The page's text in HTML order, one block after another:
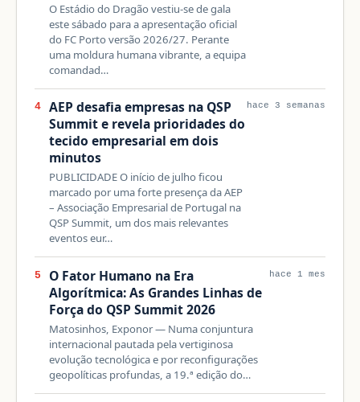
O Estádio do Dragão vestiu-se de gala
este sábado para a apresentação oficial
do FC Porto versão 2026/27. Perante
uma moldura humana vibrante, a equipa
comandad…
4
AEP desafia empresas na QSP
Summit e revela prioridades do
tecido empresarial em dois
minutos
PUBLICIDADE O início de julho ficou
marcado por uma forte presença da AEP
– Associação Empresarial de Portugal na
QSP Summit, um dos mais relevantes
eventos eur…
hace 3 semanas
5
O Fator Humano na Era
Algorítmica: As Grandes Linhas de
Força do QSP Summit 2026
Matosinhos, Exponor — Numa conjuntura
internacional pautada pela vertiginosa
evolução tecnológica e por reconfigurações
geopolíticas profundas, a 19.ª edição do…
hace 1 mes